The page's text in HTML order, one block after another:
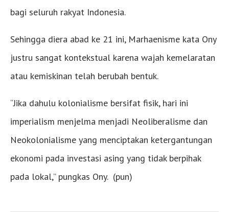
bagi seluruh rakyat Indonesia.
Sehingga diera abad ke 21 ini, Marhaenisme kata Ony
justru sangat kontekstual karena wajah kemelaratan
atau kemiskinan telah berubah bentuk.
“​Jika dahulu kolonialisme bersifat fisik, hari ini
imperialism menjelma menjadi Neoliberalisme dan
Neokolonialisme yang menciptakan ketergantungan
ekonomi pada investasi asing yang tidak berpihak
pada lokal,” pungkas Ony. (pun)